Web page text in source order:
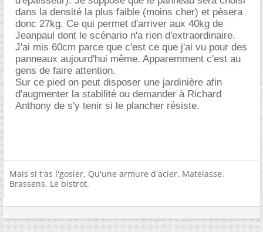
dans la densité la plus faible (moins cher) et pèsera
donc 27kg. Ce qui permet d'arriver aux 40kg de
Jeanpaul dont le scénario n'a rien d'extraordinaire.
J'ai mis 60cm parce que c'est ce que j'ai vu pour des
panneaux aujourd'hui même. Apparemment c'est au
gens de faire attention.
Sur ce pied on peut disposer une jardinière afin
d'augmenter la stabilité ou demander à Richard
Anthony de s'y tenir si le plancher résiste.
Mais si t'as l'gosier, Qu'une armure d'acier, Matelasse.
Brassens, Le bistrot.